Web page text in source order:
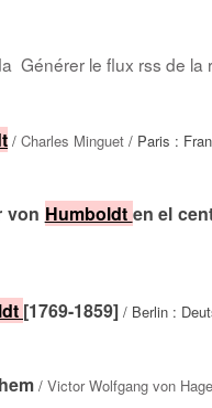
Générer le flux rss de la
/ Charles Minguet / Paris :
von Humboldt en el
[1769-1859] / Berlin :
/ Victor Wolfgang von